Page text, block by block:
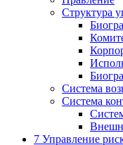
Структура
Система
Система
7 Управление